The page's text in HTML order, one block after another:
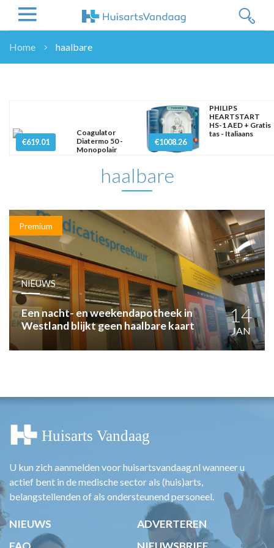
WETENSCHAP
ZORGVERZEKERAARS
ICT
NASCHOLINGEN
ENQUÊTES
NHG
LHV
OPINIE
HUISARTSENPOST
PRAKTIJKZAKEN
TARIEVEN
VPHUISARTSEN
MEDISCHE VAKHANDEL
Home haalbare
€619.01
Coagulator
Diatermo 50 -
Monopolair
€1008.26
PHILIPS
HEARTSTART
HS-1 AED + Gratis
tas - Italiaans
haalbare
Premium
NIEUWS
Een nacht- en weekendapotheek in
Westland blijkt geen haalbare kaart
14
JAN
U kun zich aanmelden voor huisartsvandaag.nl wanneer u
actief bent in de medische sector als (huis)arts,
belangstellenden of als ondersteunend personeel.
NIEUWS
ADVERTEREN